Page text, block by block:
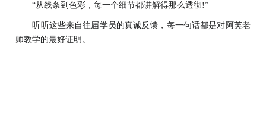
“从线条到色彩，每一个细节都讲解得那么透彻!”
听听这些来自往届学员的真诚反馈，每一句话都是对阿芙老
师教学的最好证明。